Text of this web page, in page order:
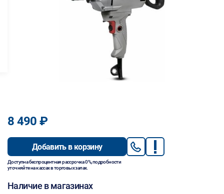
8 490 ₽
Добавить в корзину
Доступна беспроцентная рассрочка 0%, подробности
уточняйте на кассах в торговых залах.
Наличие в магазинах